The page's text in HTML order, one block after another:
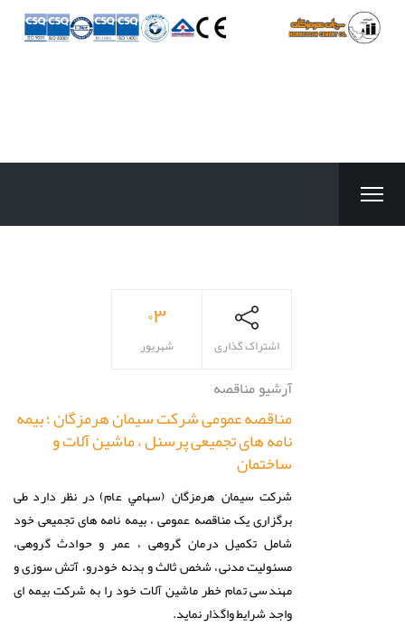
۰۳
شهریور اشتراک گذاری
آرشیو مناقصه
مناقصه عمومی شرکت سیمان هرمزگان ؛ بیمه
نامه های تجمیعی پرسنل ، ماشین آلات و
ساختمان
شركت سيمان هرمزگان (سهامي عام)در نظر دارد طی
برگزاری یک مناقصه عمومی ، بیمه نامه های تجمیعی خود
شامل تکمیل درمان گروهی ، عمر و حوادث گروهی،
مسئولیت مدنی، شخص ثالث و بدنه خودرو، آتش سوزی و
مهندسی تمام خطر ماشین آلات خود را به شرکت بیمه ای
واجد شرايط واگذار نمايد.